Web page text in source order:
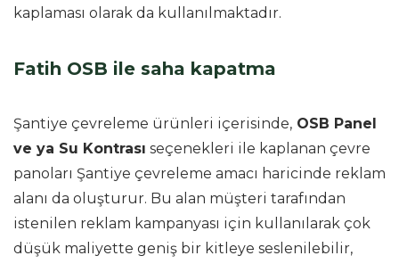
kaplaması olarak da kullanılmaktadır.
Fatih OSB ile saha kapatma
Şantiye çevreleme ürünleri içerisinde, OSB Panel
ve ya Su Kontrası seçenekleri ile kaplanan çevre
panoları Şantiye çevreleme amacı haricinde reklam
alanı da oluşturur. Bu alan müşteri tarafından
istenilen reklam kampanyası için kullanılarak çok
düşük maliyette geniş bir kitleye seslenilebilir,